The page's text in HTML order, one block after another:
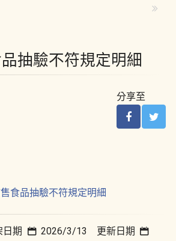
抽驗不符規定明細
分享至
食品抽驗不符規定明細
期
2026/3/13 更新日期